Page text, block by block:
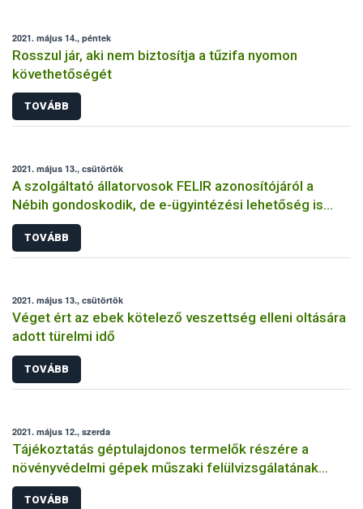
2021. május 14., péntek
Rosszul jár, aki nem biztosítja a tűzifa nyomon
követhetőségét
TOVÁBB
2021. május 13., csütörtök
A szolgáltató állatorvosok FELIR azonosítójáról a
Nébih gondoskodik, de e-ügyintézési lehetőség is
rendelkezésre áll
TOVÁBB
2021. május 13., csütörtök
Véget ért az ebek kötelező veszettség elleni oltására
adott türelmi idő
TOVÁBB
2021. május 12., szerda
Tájékoztatás géptulajdonos termelők részére a
növényvédelmi gépek műszaki felülvizsgálatának
kötelezőségéről
TOVÁBB